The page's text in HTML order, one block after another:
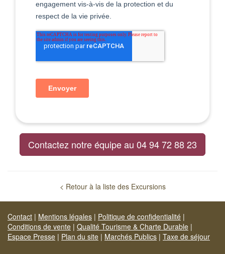
Contactez notre équipe au 04 94 72 88 23
< Retour à la liste des Excursions
Contact | Mentions légales | Politique de confidentialité |
Conditions de vente | Qualité Tourisme & Charte Durable |
Espace Presse | Plan du site | Marchés Publics | Taxe de séjour